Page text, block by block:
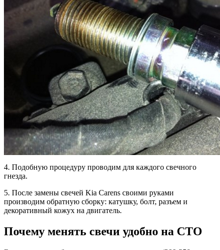
4. Подобную процедуру проводим для каждого свечного
гнезда.
5. После замены свечей Kia Carens своими руками
производим обратную сборку: катушку, болт, разъем и
декоративный кожух на двигатель.
Почему менять свечи удобно на СТО